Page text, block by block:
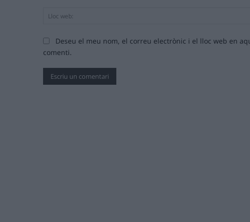
Deseu el meu nom, el correu electrònic i el lloc web en
comenti.